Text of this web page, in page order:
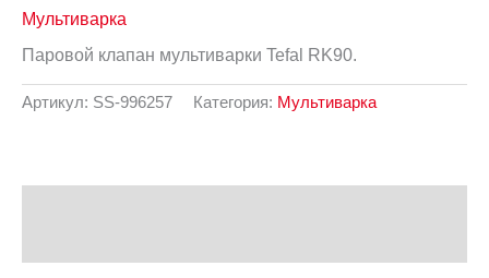
Мультиварка
Паровой клапан мультиварки Tefal RK90.
Артикул: SS-996257 Категория: Мультиварка